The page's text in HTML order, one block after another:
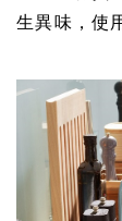
生異味，使